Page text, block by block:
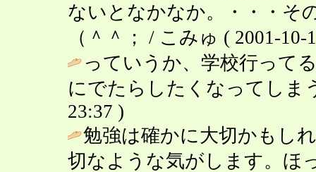
ないとなかなか。・・・そ
（＾＾； / こみゅ ( 2001-10-
っていうか、学校行って
にでたらしたくなってしま
23:37 )
勉強は確かに大切かもし
切なような気がします。ほ